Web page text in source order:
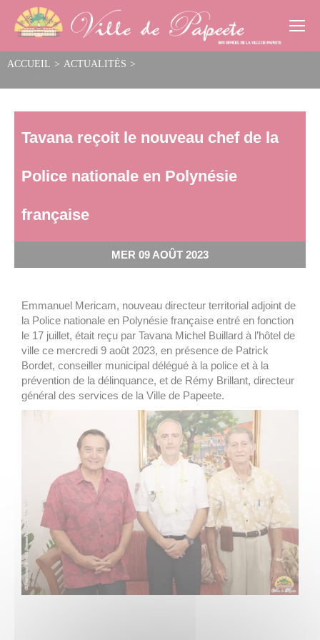
ACCUEIL > ACTUALITÉS >
Tavana reçoit le nouveau chef de la
Police nationale en Polynésie
française
MER 09 AOÛT 2023
Emmanuel Mericam, nouveau directeur territorial adjoint de
la Police nationale en Polynésie française entré en fonction
le 17 juillet, était reçu par Tavana Michel Buillard à l’hôtel de
ville ce mercredi 9 août 2023, en présence de Patrick
Bordet, conseiller municipal délégué à la police et à la
prévention de la délinquance, et de Rémy Brillant, directeur
général des services de la Ville de Papeete.
Cookies management panel